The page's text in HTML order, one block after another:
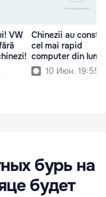
VW
Chinezii au
cel mai rapid
computer din lume
10 Июн. 19:55
бурь на
будет